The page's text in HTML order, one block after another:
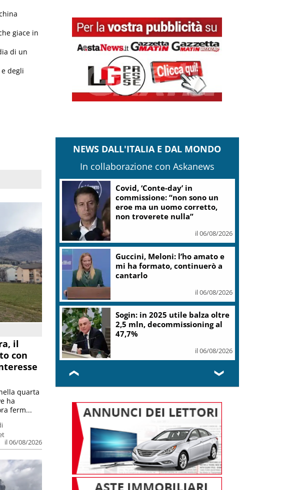
giace in
di un
degli
il
con
il 06/08/2026
quarta
ha
ferm...
NEWS DALL'ITALIA E DAL MONDO
In collaborazione con Askanews
Covid, ‘Conte-day’ in
commissione: “non sono un
eroe ma un uomo corretto,
non troverete nulla”
il 06/08/2026
Guccini, Meloni: l’ho amato e
mi ha formato, continuerò a
cantarlo
il 06/08/2026
Sogin: in 2025 utile balza oltre
2,5 mln, decommissioning al
47,7%
il 06/08/2026
❮ ❯